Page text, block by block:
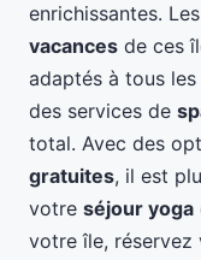
enrichissantes. Les
vacances de ces
adaptés à tous
des services de
total. Avec des
gratuites, il est
votre séjour yoga
votre île, réservez